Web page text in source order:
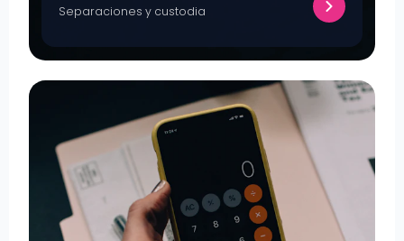
Separaciones y custodia